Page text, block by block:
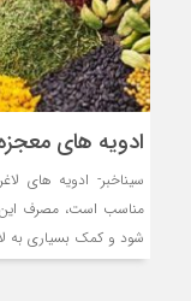
ادویه های
سیناخبر- ادویه های
مناسب است، مصرف
شود و کمک بسیاری به